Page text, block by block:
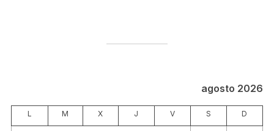
agosto 2026
L M X J V S D